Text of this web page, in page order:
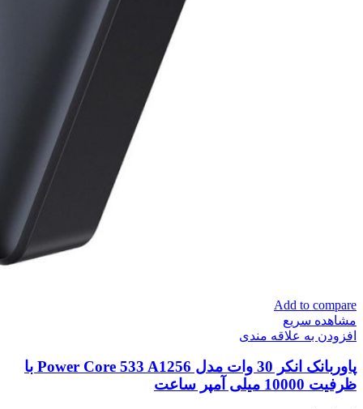
Add to compare
مشاهده سریع
افزودن به علاقه مندی
پاوربانک انکر 30 وات مدل Power Core 533 A1256 با
ظرفیت 10000 میلی آمپر ساعت